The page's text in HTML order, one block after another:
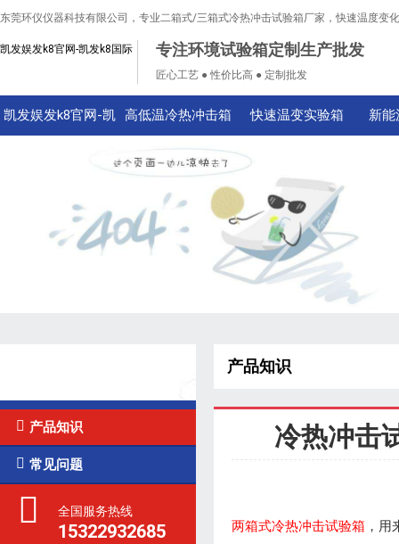
东莞环仪仪器科技有限公司，专业二箱式/三箱式冷热冲击试验箱厂家，快速温度变
凯发娱发k8官网-凯发k8国际 专注环境试验箱定制生产批发
匠心工艺 ● 性价比高 ● 定制批发
凯发娱发k8官网-凯 高低温冷热冲击箱 快速温变实验箱 新
 产品知识
 常见问题
全国服务热线
15322932685
产品知识
冷热冲击
两箱式冷热冲击试验箱 ，